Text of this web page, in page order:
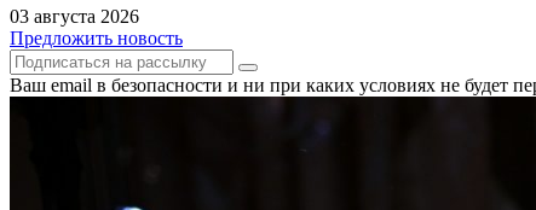
03 августа 2026
Предложить новость
Ваш email в безопасности и ни при каких условиях не будет